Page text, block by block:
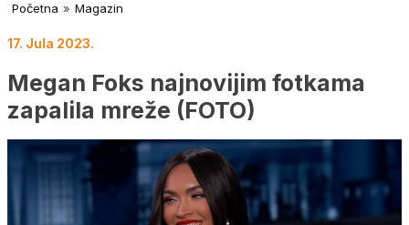
Početna » Magazin
17. Jula 2023.
Megan Foks najnovijim fotkama
zapalila mreže (FOTO)